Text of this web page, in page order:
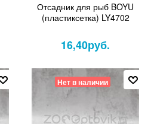
Отсадник для рыб BOYU
(пластиксетка) LY4702
16,40руб.
Нет в наличии